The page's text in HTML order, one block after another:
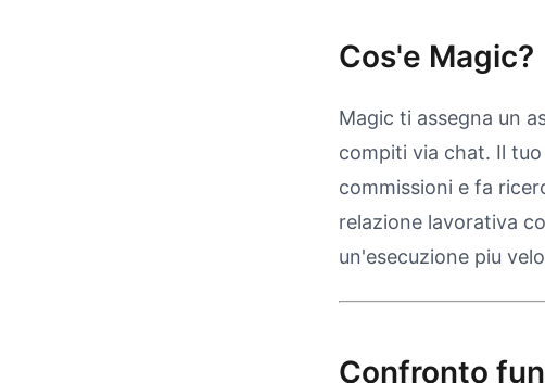
Cos'e Magic?
Magic ti assegna un
compiti via chat. Il
commissioni e fa
relazione lavorativa
un'esecuzione piu
Confronto